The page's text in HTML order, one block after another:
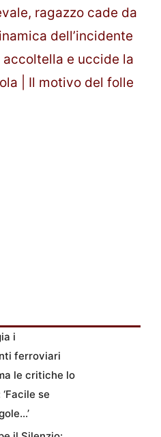
ragazzo cade da
dell’incidente
accoltella e uccide la
| Il motivo del folle
i
ferroviari
le critiche lo
se